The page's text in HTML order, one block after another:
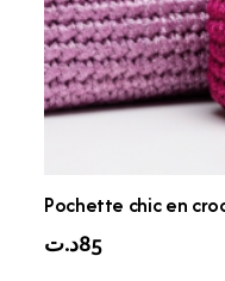
Pochette chic en
85د.ت